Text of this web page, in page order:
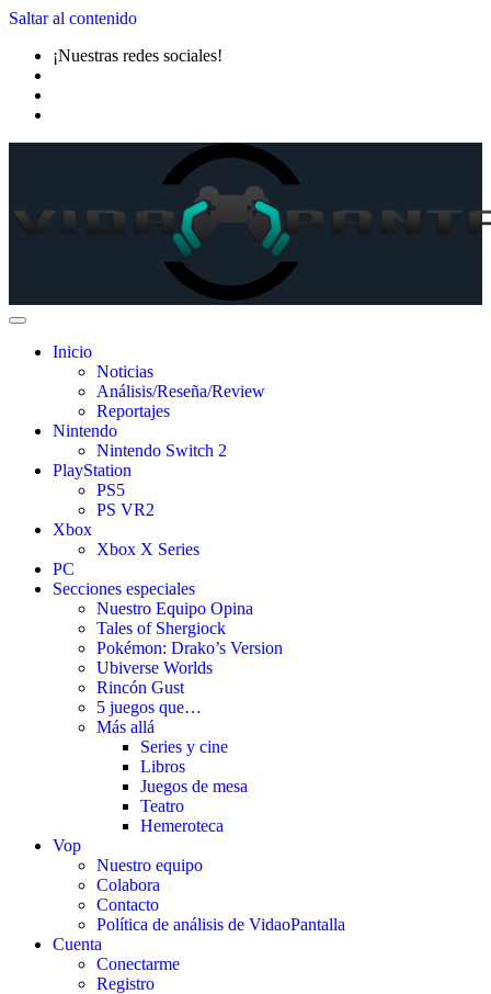
Saltar al contenido
¡Nuestras redes sociales!
Inicio
Noticias
Análisis/Reseña/Review
Reportajes
Nintendo
Nintendo Switch 2
PlayStation
PS5
PS VR2
Xbox
Xbox X Series
PC
Secciones especiales
Nuestro Equipo Opina
Tales of Shergiock
Pokémon: Drako’s Version
Ubiverse Worlds
Rincón Gust
5 juegos que…
Más allá
Series y cine
Libros
Juegos de mesa
Teatro
Hemeroteca
Vop
Nuestro equipo
Colabora
Contacto
Política de análisis de VidaoPantalla
Cuenta
Conectarme
Registro